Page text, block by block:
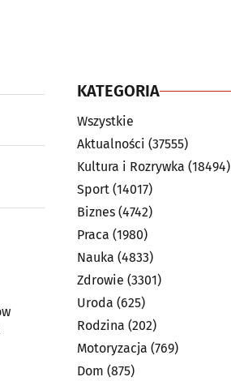
KATEGORIA
Wszystkie
Aktualności (37555)
Kultura i Rozrywka (18494)
Sport (14017)
Biznes (4742)
Praca (1980)
Nauka (4833)
Zdrowie (3301)
Uroda (625)
Rodzina (202)
Motoryzacja (769)
Dom (875)